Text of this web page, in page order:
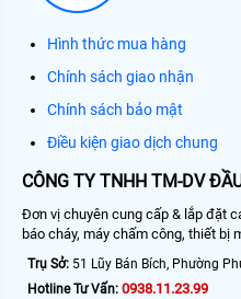
Hình thức mua hàng
Chính sách giao nhận
Chính sách bảo mật
Điều kiện giao dịch chung
CÔNG TY TNHH TM-DV
Đơn vị chuyên cung cấp & lắp đặt
báo cháy, máy chấm công, thiết bị
Trụ Sở: 51 Lũy Bán Bích, Phường
Hotline Tư Vấn: 0938.11.23.99